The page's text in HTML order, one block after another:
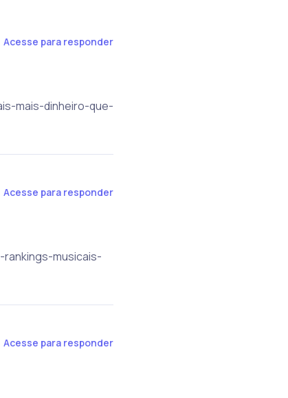
Acesse para responder
mais-dinheiro-que-
Acesse para responder
musicais-
Acesse para responder